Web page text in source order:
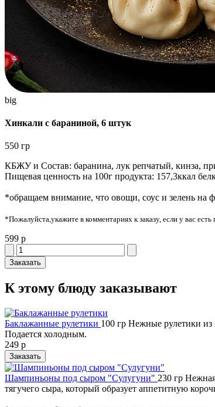
big
Хинкали с бараниной, 6 штук
550 гр
КБЖУ и Состав: баранина, лук репчатый, кинза,
Пищевая ценность на 100г продукта: 157,3ккал
*обращаем внимание, что овощи, соус и зелень на
*Пожалуйста,укажите в комментариях к заказу, если у вас есть
599 р
Заказать
К этому блюду заказывают
Баклажанные рулетики 100 гр Нежные рулетики из
Подается холодным.
249 р
Заказать
Шампиньоны под сыром "Сулугуни" 230 гр
тягучего сыра, который образует аппетитную